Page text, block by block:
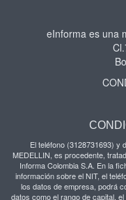
eInforma es una
El teléfono (3128731693) y
MEDELLIN, es procedente,
Informa Colombia S.A. En la
información sobre el NIT, el teléfono
los datos de empresa, podrá
datos como el rango de capital,